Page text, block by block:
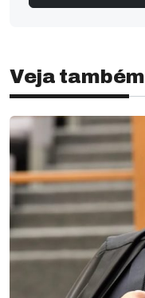
Veja também